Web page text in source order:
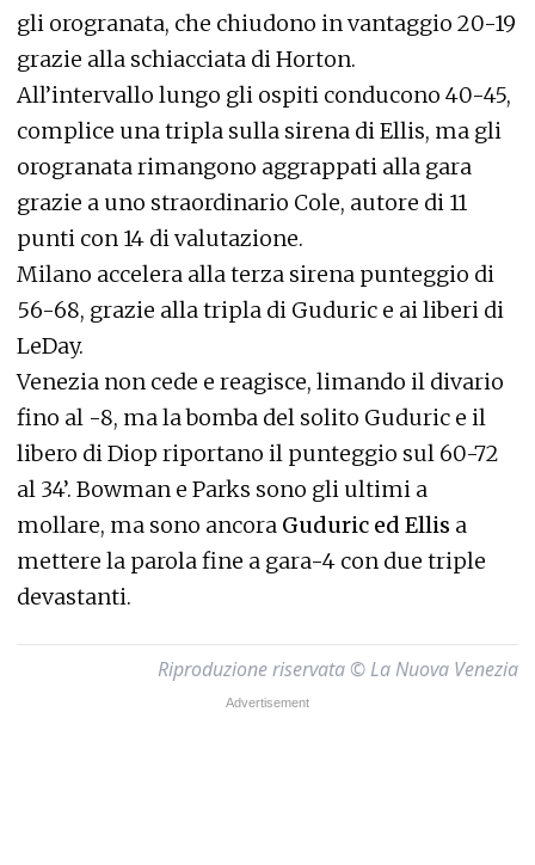
gli orogranata, che chiudono in vantaggio 20-19
grazie alla schiacciata di Horton.
All’intervallo lungo gli ospiti conducono 40-45,
complice una tripla sulla sirena di Ellis, ma gli
orogranata rimangono aggrappati alla gara
grazie a uno straordinario Cole, autore di 11
punti con 14 di valutazione.
Milano accelera alla terza sirena punteggio di
56-68, grazie alla tripla di Guduric e ai liberi di
LeDay.
Venezia non cede e reagisce, limando il divario
fino al -8, ma la bomba del solito Guduric e il
libero di Diop riportano il punteggio sul 60-72
al 34’. Bowman e Parks sono gli ultimi a
mollare, ma sono ancora Guduric ed Ellis a
mettere la parola fine a gara-4 con due triple
devastanti.
Riproduzione riservata © La Nuova Venezia